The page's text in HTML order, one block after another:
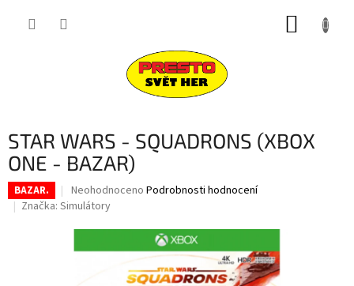
STAR WARS - SQUADRONS (XBOX
ONE - BAZAR)
BAZAR.
Průměrné
hodnocení
je
0,0
Neohodnoceno Podrobnosti hodnocení
Značka: Simulátory